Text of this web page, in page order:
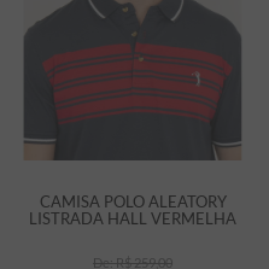
CAMISA POLO ALEATORY
LISTRADA HALL VERMELHA
R$259,00